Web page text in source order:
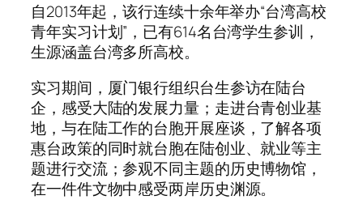
自2013年起，该行连续十余年举办“台湾高校
青年实习计划”，已有614名台湾学生参训，
生源涵盖台湾多所高校。
实习期间，厦门银行组织台生参访在陆台
企，感受大陆的发展力量；走进台青创业基
地，与在陆工作的台胞开展座谈，了解各项
惠台政策的同时就台胞在陆创业、就业等主
题进行交流；参观不同主题的历史博物馆，
在一件件文物中感受两岸历史渊源。